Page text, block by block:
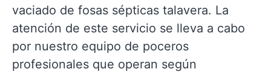
vaciado de fosas sépticas talavera. La
atención de este servicio se lleva a cabo
por nuestro equipo de poceros
profesionales que operan según